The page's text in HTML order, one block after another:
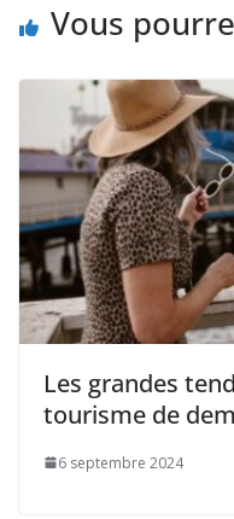
Vous
Les grandes
tourisme de
6 septembre 2024